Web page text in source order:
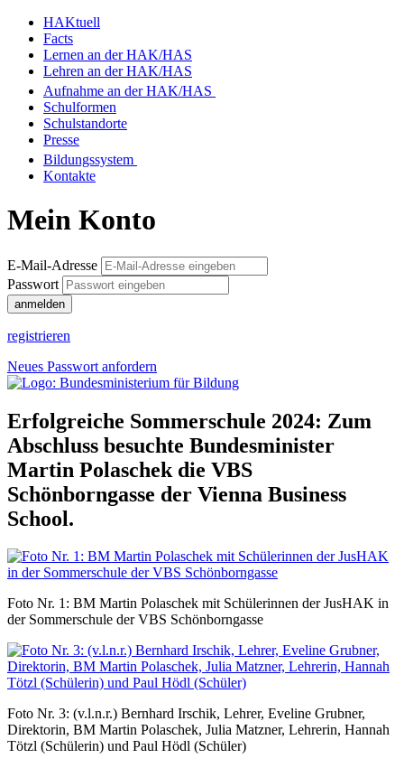
HAKtuell
Facts
Lernen an der HAK/HAS
Lehren an der HAK/HAS
Aufnahme an der HAK/HAS
Schulformen
Schulstandorte
Presse
Bildungssystem
Kontakte
Mein Konto
E-Mail-Adresse
Passwort
anmelden
registrieren
Neues Passwort anfordern
Erfolgreiche Sommerschule 2024: Zum
Abschluss besuchte Bundesminister
Martin Polaschek die VBS
Schönborngasse der Vienna Business
School.
Foto Nr. 1: BM Martin Polaschek mit Schülerinnen der JusHAK in
der Sommerschule der VBS Schönborngasse
Foto Nr. 3: (v.l.n.r.) Bernhard Irschik, Lehrer, Eveline Grubner,
Direktorin, BM Martin Polaschek, Julia Matzner, Lehrerin, Hannah
Tötzl (Schülerin) und Paul Hödl (Schüler)